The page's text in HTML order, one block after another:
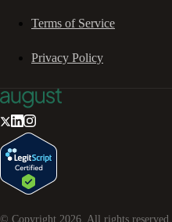
Terms of Service
Privacy Policy
© Copyright 2026. All rights reserved.